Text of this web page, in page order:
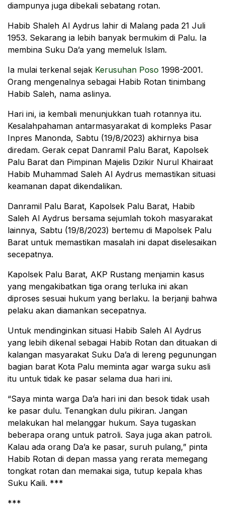
diampunya juga dibekali sebatang rotan.
Habib Shaleh Al Aydrus lahir di Malang pada 21 Juli
1953. Sekarang ia lebih banyak bermukim di Palu. Ia
membina Suku Da’a yang memeluk Islam.
Ia mulai terkenal sejak Kerusuhan Poso 1998-2001.
Orang mengenalnya sebagai Habib Rotan tinimbang
Habib Saleh, nama aslinya.
Hari ini, ia kembali menunjukkan tuah rotannya itu.
Kesalahpahaman antarmasyarakat di kompleks Pasar
Inpres Manonda, Sabtu (19/8/2023) akhirnya bisa
diredam. Gerak cepat Danramil Palu Barat, Kapolsek
Palu Barat dan Pimpinan Majelis Dzikir Nurul Khairaat
Habib Muhammad Saleh Al Aydrus memastikan situasi
keamanan dapat dikendalikan.
Danramil Palu Barat, Kapolsek Palu Barat, Habib
Saleh Al Aydrus bersama sejumlah tokoh masyarakat
lainnya, Sabtu (19/8/2023) bertemu di Mapolsek Palu
Barat untuk memastikan masalah ini dapat diselesaikan
secepatnya.
Kapolsek Palu Barat, AKP Rustang menjamin kasus
yang mengakibatkan tiga orang terluka ini akan
diproses sesuai hukum yang berlaku. Ia berjanji bahwa
pelaku akan diamankan secepatnya.
Untuk mendinginkan situasi Habib Saleh Al Aydrus
yang lebih dikenal sebagai Habib Rotan dan dituakan di
kalangan masyarakat Suku Da’a di lereng pegunungan
bagian barat Kota Palu meminta agar warga suku asli
itu untuk tidak ke pasar selama dua hari ini.
“Saya minta warga Da’a hari ini dan besok tidak usah
ke pasar dulu. Tenangkan dulu pikiran. Jangan
melakukan hal melanggar hukum. Saya tugaskan
beberapa orang untuk patroli. Saya juga akan patroli.
Kalau ada orang Da’a ke pasar, suruh pulang,” pinta
Habib Rotan di depan massa yang rerata memegang
tongkat rotan dan memakai siga, tutup kepala khas
Suku Kaili. ***
***